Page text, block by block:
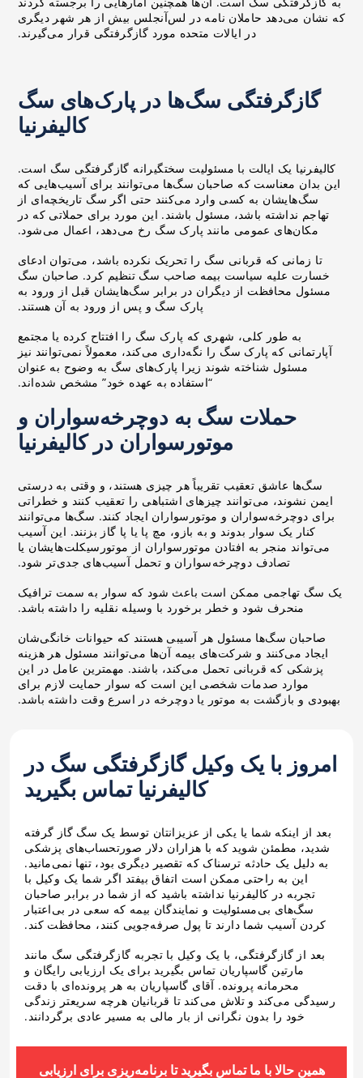
که نشان می‌دهد حاملان نامه در لس‌آنجلس بیش از هر شهر دیگری
در ایالات متحده مورد گازگرفتگی قرار می‌گیرند.
گازگرفتگی سگ‌ها در پارک‌های سگ
کالیفرنیا
کالیفرنیا یک ایالت با مسئولیت سختگیرانه گازگرفتگی سگ است.
این بدان معناست که صاحبان سگ‌ها می‌توانند برای آسیب‌هایی که
سگ‌هایشان به کسی وارد می‌کنند حتی اگر سگ تاریخچه‌ای از
تهاجم نداشته باشد، مسئول باشند. این مورد برای حملاتی که در
مکان‌های عمومی مانند پارک سگ رخ می‌دهد، اعمال می‌شود.
تا زمانی که قربانی سگ را تحریک نکرده باشد، می‌توان ادعای
خسارت علیه سیاست بیمه صاحب سگ تنظیم کرد. صاحبان سگ
مسئول محافظت از دیگران در برابر سگ‌هایشان قبل از ورود به
پارک سگ و پس از ورود به آن هستند.
به طور کلی، شهری که پارک سگ را افتتاح کرده یا مجتمع
آپارتمانی که پارک سگ را نگه‌داری می‌کند، معمولاً نمی‌توانند نیز
مسئول شناخته شوند زیرا پارک‌های سگ به وضوح به عنوان
“استفاده به عهده خود” مشخص شده‌اند.
حملات سگ به دوچرخه‌سواران و
موتورسواران در کالیفرنیا
سگ‌ها عاشق تعقیب تقریباً هر چیزی هستند، و وقتی به درستی
ایمن نشوند، می‌توانند چیزهای اشتباهی را تعقیب کنند و خطراتی
برای دوچرخه‌سواران و موتورسواران ایجاد کنند. سگ‌ها می‌توانند
کنار یک سوار بدوند و به بازو، مچ پا یا پا گاز بزنند. این آسیب
می‌تواند منجر به افتادن موتورسواران از موتورسیکلت‌هایشان یا
تصادف دوچرخه‌سواران و تحمل آسیب‌های جدی‌تر شود.
یک سگ تهاجمی ممکن است باعث شود که سوار به سمت ترافیک
منحرف شود و خطر برخورد با وسیله نقلیه را داشته باشد.
صاحبان سگ‌ها مسئول هر آسیبی هستند که حیوانات خانگی‌شان
ایجاد می‌کنند و شرکت‌های بیمه آن‌ها می‌توانند مسئول هر هزینه
پزشکی که قربانی تحمل می‌کند، باشند. مهمترین عامل در این
موارد صدمات شخصی این است که سوار حمایت لازم برای
بهبودی و بازگشت به موتور یا دوچرخه در اسرع وقت داشته باشد.
امروز با یک وکیل گازگرفتگی سگ در
کالیفرنیا تماس بگیرید
بعد از اینکه شما یا یکی از عزیزانتان توسط یک سگ گاز گرفته
شدید، مطمئن شوید که با هزاران دلار صورتحساب‌های پزشکی
به دلیل یک حادثه ترسناک که تقصیر دیگری بود، تنها نمی‌مانید.
این به راحتی ممکن است اتفاق بیفتد اگر شما یک وکیل با
تجربه در کالیفرنیا نداشته باشید که از شما در برابر صاحبان
سگ‌های بی‌مسئولیت و نمایندگان بیمه که سعی در بی‌اعتبار
کردن آسیب شما دارند تا پول صرفه‌جویی کنند، محافظت کند.
بعد از گازگرفتگی، با یک وکیل با تجربه گازگرفتگی سگ مانند
مارتین گاسپاریان تماس بگیرید برای یک ارزیابی رایگان و
محرمانه پرونده. آقای گاسپاریان به هر پرونده‌ای با دقت
رسیدگی می‌کند و تلاش می‌کند تا قربانیان هرچه سریعتر زندگی
خود را بدون نگرانی از بار مالی به مسیر عادی برگردانند.
همین حالا با ما تماس بگیرید تا برنامه‌ریزی برای ارزیابی